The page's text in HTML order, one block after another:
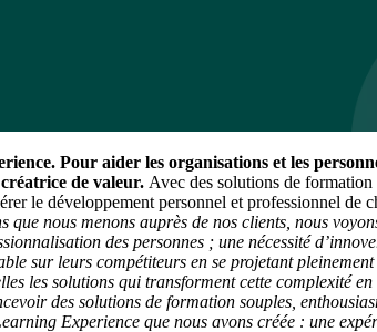
Pour aider les organisations et les
de valeur. Avec des solutions de
le développement personnel et professionnel
que nous menons auprès de nos clients, nous
des personnes ; une nécessité
sur leurs compétiteurs en se projetant
les solutions qui transforment cette complexité
des solutions de formation souples,
Experience que nous avons créée : une